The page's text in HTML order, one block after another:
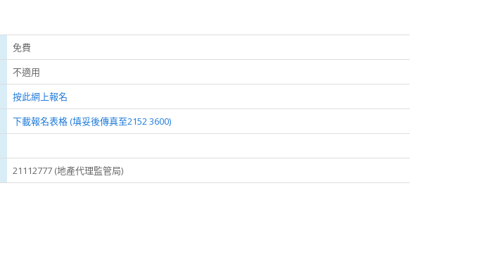
免費
不適用
按此網上報名
下載報名表格 (填妥後傳真至2152 3600)
21112777 (地產代理監管局)